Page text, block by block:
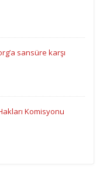
sansüre karşı
Komisyonu